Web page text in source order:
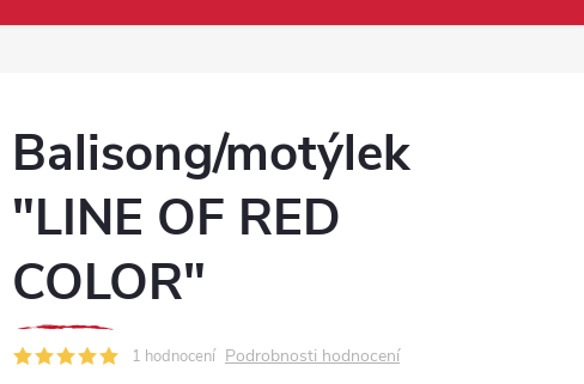
Balisong/motýlek
"LINE OF RED
COLOR"
1 hodnocení Podrobnosti hodnocení